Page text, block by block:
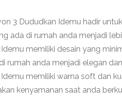
3 Dududkan Idemu hadir
ada di rumah anda menjadi
memiliki desain yang
rumah anda menjadi elegan
memiliki warna soft dan
kenyamanan saat anda